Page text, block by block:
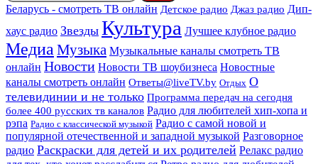
Беларусь - смотреть ТВ онлайн Детское радио Джаз радио Дип-
хаус радио Звезды Культура Лучшее клубное радио
Медиа Музыка Музыкальные каналы смотреть ТВ
онлайн Новости Новости ТВ шоубизнеса Новостные
каналы смотреть онлайн Ответы@liveTV.by Отдых О
телевидинии и не только Программа передач на сегодня
более 400 русских тв каналов Радио для любителей хип-хопа и
рэпа Радио с классической музыкой Радио с самой новой и
популярной отечественной и западной музыкой Разговорное
радио Раскраски для детей и их родителей Релакс радио